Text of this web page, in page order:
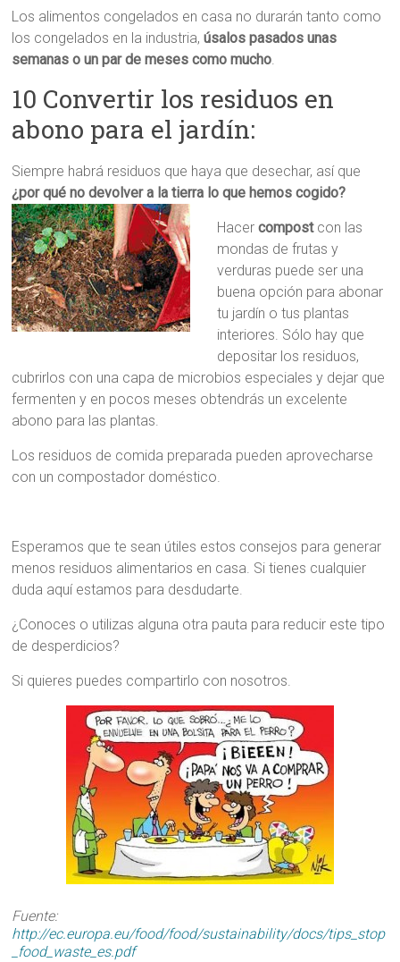
Los alimentos congelados en casa no durarán tanto como
los congelados en la industria,úsalos pasados unas
semanas o un par de meses como mucho.
10 Convertir los residuos en
abono para el jardín:
Siempre habrá residuos que haya que desechar, así que
¿por qué no devolver a la tierra lo que hemos cogido?
Hacercompostcon las
mondas de frutas y
verduras puede ser una
buena opción para abonar
tu jardín o tus plantas
interiores. Sólo hay que
depositar los residuos,
cubrirlos con una capa de microbios especiales y dejar que
fermenten y en pocos meses obtendrás un excelente
abono para las plantas.
Los residuos de comida preparada pueden aprovecharse
con un compostador doméstico.
Esperamos que te sean útiles estos consejos para generar
menos residuos alimentarios en casa. Si tienes cualquier
duda aquí estamos para desdudarte.
¿Conoces o utilizas alguna otra pauta para reducir este tipo
de desperdicios?
Si quieres puedes compartirlo con nosotros.
Fuente:
http://ec.europa.eu/food/food/sustainability/docs/tips_stop
_food_waste_es.pdf